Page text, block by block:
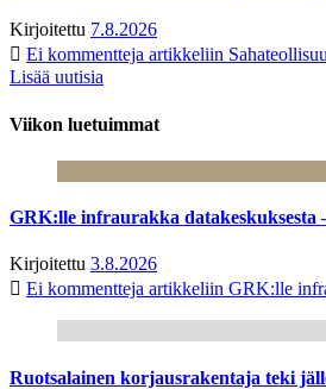
Kirjoitettu 7.8.2026
Ei kommentteja artikkeliin
Lisää uutisia
Viikon luetuimmat
GRK:lle infraurakka datakeskuksesta
Kirjoitettu 3.8.2026
Ei kommentteja artikkeliin GRK:lle
Ruotsalainen korjausrakentaja teki